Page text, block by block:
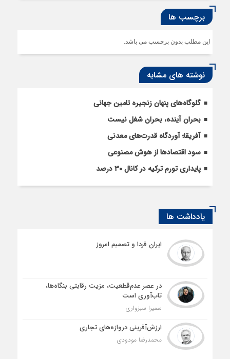
برچسب ها
این مطلب بدون برچسب می باشد.
نوشته های مشابه
گلوگاه‌های پنهان زنجیره تامین جهانی
بحران آینده، بحران شغل نیست
آفریقا؛ آوردگاه قدرت‌های معدنی
سود اقتصاد‌ها از هوش مصنوعی
پایداری تورم ترکیه در کانال ۳۰ درصد
یادداشت ها
ایران فردا و تصمیم امروز
در عصر عدم‌قطعیت، مزیت رقابتی بنگاه‌ها،
تاب‌آوری است
سمیرا سبزواری
ارزش‌آفرینی دروازه‌های تجاری
محمدرضا مودودی